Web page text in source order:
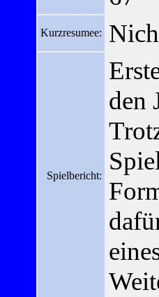
Kurzresumee:
Spielbericht:
den